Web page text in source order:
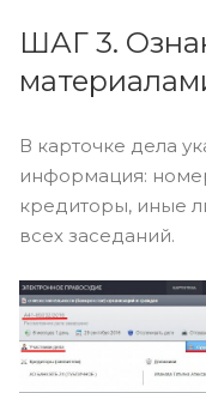
ШАГ 3.
В карточке дела
информация:
кредиторы, иные
всех заседаний.